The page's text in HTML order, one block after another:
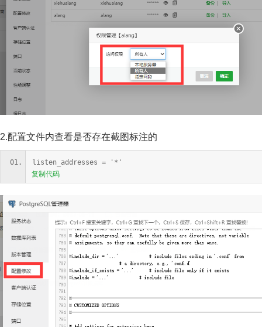
2.配置文件内查看是否存在截图标注的
listen_addresses = '*'
复制代码